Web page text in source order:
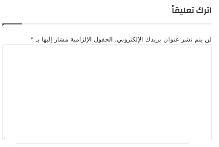
اترك تعليقاً
لن يتم نشر عنوان بريدك الإلكتروني. الحقول الإلزامية مشار إليها بـ *